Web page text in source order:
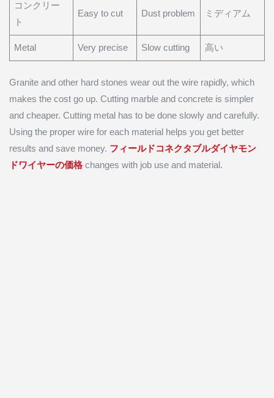
コンクリー
ト
Easy to cut Dust problem ミディアム
Metal Very precise Slow cutting 高い
Granite and other hard stones wear out the wire rapidly, which
makes the cost go up. Cutting marble and concrete is simpler
and cheaper. Cutting metal has to be done slowly and carefully.
Using the proper wire for each material helps you get better
results and save money. フィールドコネクタブルダイヤモン
ドワイヤーの価格 changes with job use and material.